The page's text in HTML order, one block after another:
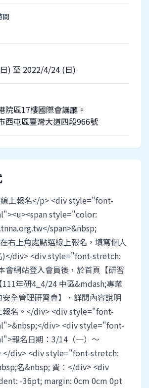
間
) 至 2022/4/24 (日)
院區17樓國際會議廳。
西屯區臺灣大道四段966號
上報名</p> <div style="font-
style="color:
span>&nbsp;
右上角處點選線上報名，填寫個人
)</div> <div style="font-stretch:
會網站登入會員後，於首頁【研習
年研4_4/24 中區&mdash;專業
全管理研習會】，詳閱內容說明
報名。</div> <div style="font-
div> <div style="font-
報名日期：3/14（一）～
</div> <div style="font-stretch:
名&nbsp; 費：</div> <div
-36pt; margin: 0cm 0cm 0pt